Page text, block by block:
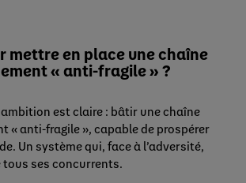
mettre en place une chaîne
« anti-fragile » ?
est claire : bâtir une chaîne
« anti-fragile », capable de prospérer
Un système qui, face à l’adversité,
ses concurrents.